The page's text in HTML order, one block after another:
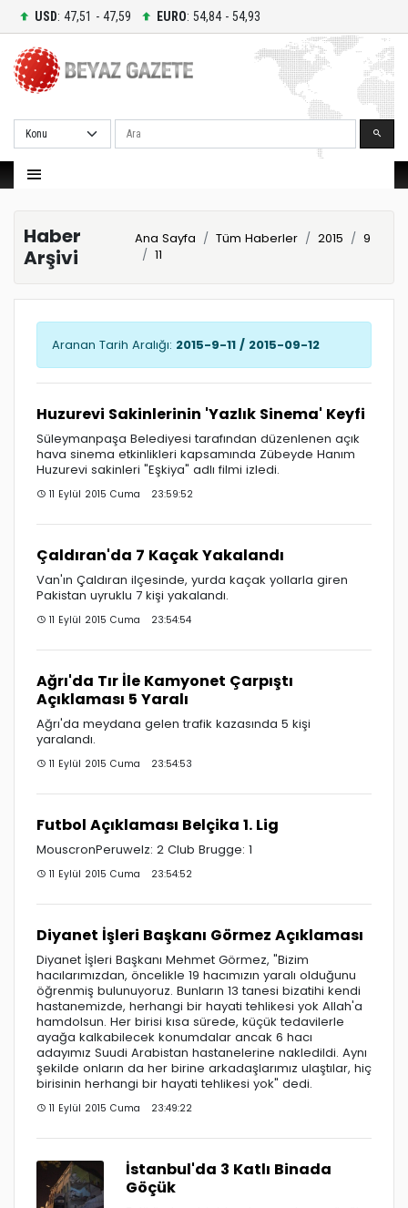
USD: 47,51 - 47,59 EURO: 54,84 - 54,93
Ara
Haber
Arşivi
Ana Sayfa Tüm Haberler 2015
9
11
Aranan Tarih Aralığı: 2015-9-11 / 2015-09-12
Huzurevi Sakinlerinin 'Yazlık Sinema' Keyfi
Süleymanpaşa Belediyesi tarafından düzenlenen açık
hava sinema etkinlikleri kapsamında Zübeyde Hanım
Huzurevi sakinleri "Eşkiya" adlı filmi izledi.
11 Eylül 2015 Cuma 23:59:52
Çaldıran'da 7 Kaçak Yakalandı
Van'ın Çaldıran ilçesinde, yurda kaçak yollarla giren
Pakistan uyruklu 7 kişi yakalandı.
11 Eylül 2015 Cuma 23:54:54
Ağrı'da Tır İle Kamyonet Çarpıştı
Açıklaması 5 Yaralı
Ağrı'da meydana gelen trafik kazasında 5 kişi
yaralandı.
11 Eylül 2015 Cuma 23:54:53
Futbol Açıklaması Belçika 1. Lig
MouscronPeruwelz: 2 Club Brugge: 1
11 Eylül 2015 Cuma 23:54:52
Diyanet İşleri Başkanı Görmez Açıklaması
Diyanet İşleri Başkanı Mehmet Görmez, "Bizim
hacılarımızdan, öncelikle 19 hacımızın yaralı olduğunu
öğrenmiş bulunuyoruz. Bunların 13 tanesi bizatihi kendi
hastanemizde, herhangi bir hayati tehlikesi yok Allah'a
hamdolsun. Her birisi kısa sürede, küçük tedavilerle
ayağa kalkabilecek konumdalar ancak 6 hacı
adayımız Suudi Arabistan hastanelerine nakledildi. Aynı
şekilde onların da her birine arkadaşlarımız ulaştılar, hiç
birisinin herhangi bir hayati tehlikesi yok" dedi.
11 Eylül 2015 Cuma 23:49:22
İstanbul'da 3 Katlı Binada
Göçük